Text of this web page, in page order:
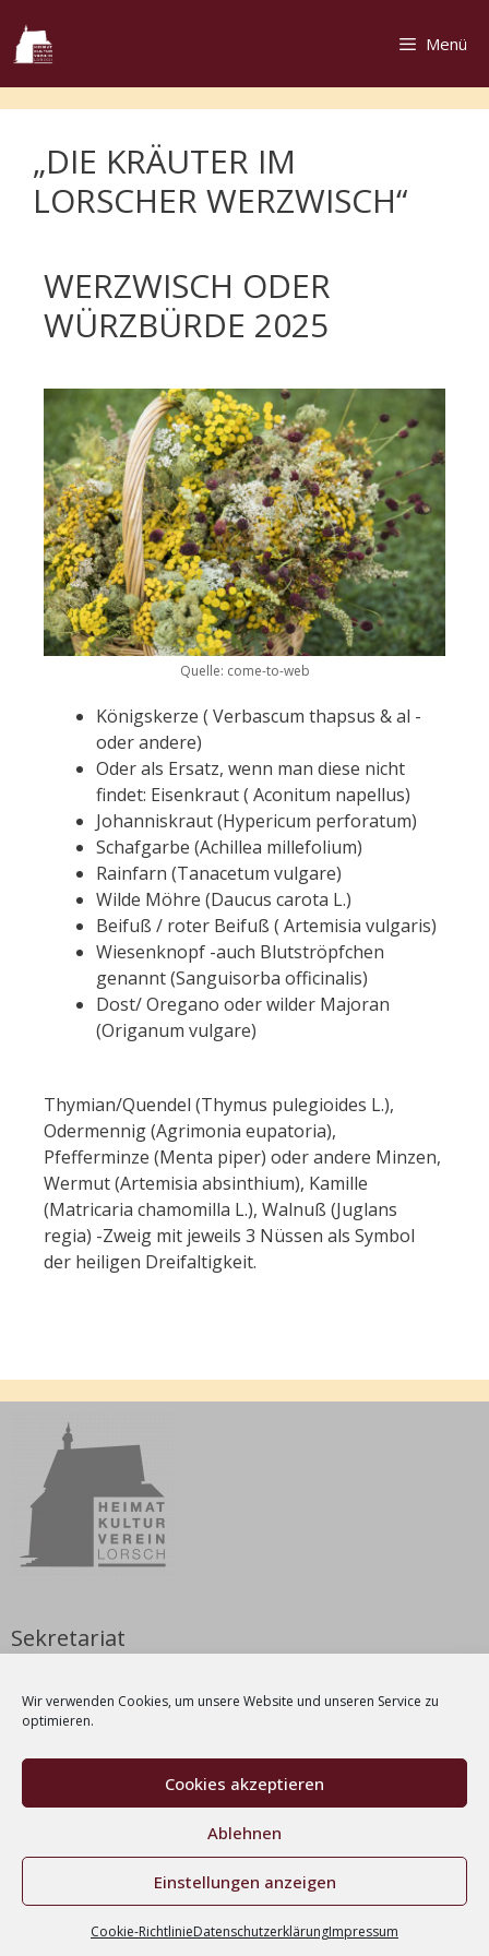
Wir verwenden Cookies, um unsere Website und unseren Service zu
optimieren.
Cookies akzeptieren
Ablehnen
Einstellungen anzeigen
Cookie-RichtlinieDatenschutzerklärungImpressum
Menü
„DIE KRÄUTER IM
LORSCHER WERZWISCH“
WERZWISCH ODER
WÜRZBÜRDE 2025
Quelle: come-to-web
Königskerze ( Verbascum thapsus & al -
oder andere)
Oder als Ersatz, wenn man diese nicht
findet: Eisenkraut ( Aconitum napellus)
Johanniskraut (Hypericum perforatum)
Schafgarbe (Achillea millefolium)
Rainfarn (Tanacetum vulgare)
Wilde Möhre (Daucus carota L.)
Beifuß / roter Beifuß ( Artemisia vulgaris)
Wiesenknopf -auch Blutströpfchen
genannt (Sanguisorba officinalis)
Dost/ Oregano oder wilder Majoran
(Origanum vulgare)
Thymian/Quendel (Thymus pulegioides L.),
Odermennig (Agrimonia eupatoria),
Pfefferminze (Menta piper) oder andere Minzen,
Wermut (Artemisia absinthium), Kamille
(Matricaria chamomilla L.), Walnuß (Juglans
regia) -Zweig mit jeweils 3 Nüssen als Symbol
der heiligen Dreifaltigkeit.
Sekretariat
Dienstag & Donnerstag | 9 – 12 Uhr
Tel.: 06251-1038212
E-Mail:info[at]kulturverein-lorsch[dot]de
Kontakt Impressum Datenschutz
© 2026, Heimat- und Kulturverein Lorsch e.V.